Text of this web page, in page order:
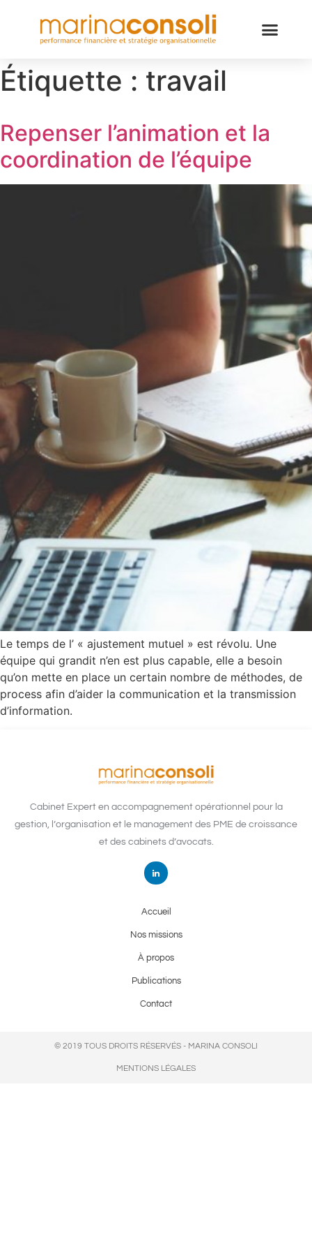
Étiquette : travail
Repenser l’animation et la
coordination de l’équipe
Le temps de l’ « ajustement mutuel » est révolu. Une
équipe qui grandit n’en est plus capable, elle a besoin
qu’on mette en place un certain nombre de méthodes, de
process afin d’aider la communication et la transmission
d’information.
Cabinet Expert en accompagnement opérationnel pour la
gestion, l’organisation et le management des PME de croissance
et des cabinets d’avocats.
Accueil
Nos missions
À propos
Publications
Contact
© 2019 TOUS DROITS RÉSERVÉS - MARINA CONSOLI
MENTIONS LÉGALES